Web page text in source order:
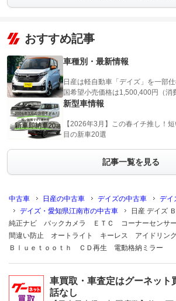
おすすめ記事
車種別・最新情報
日産は軽自動車「デイズ」を一部
国希望小売価格は1,500,400円（
新型車情報
【2026年3月】この春イチ推し！
目の新車20選
記事一覧を見る
中古車 日産の中古車 デイズの中古車
デイ
デイズ・愛知県江南市の中古車
日産 デイズ
純正ナビ バックカメラ ＥＴＣ コーナーセンサ
間違い防止 オートライト キーレス アイドリン
Ｂｌｕｅｔｏｏｔｈ ＣＤ再生 電動格納ミラー
車買取・車査定はグーネッ
話なし